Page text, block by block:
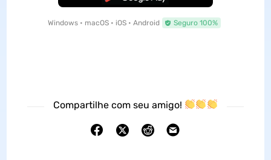
Windows • macOS • iOS • Android Seguro 100%
Compartilhe com seu amigo!